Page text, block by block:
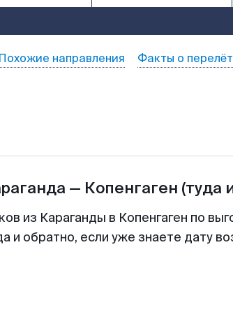
Похожие направления Факты о
— Копенгаген (туда
из Караганды в Копенгаген по
и обратно, если уже знаете дату